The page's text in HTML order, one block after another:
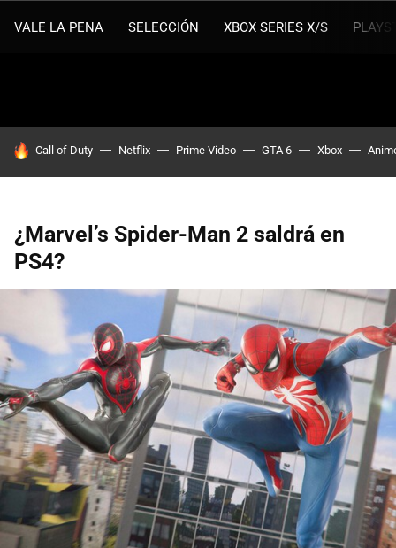
VALE LA PENA SELECCIÓN XBOX SERIES X/S
HOY SE HABLA DE
Call of Duty Netflix Prime Video GTA 6 Xbox
¿Marvel’s Spider-Man 2 saldrá en
PS4?